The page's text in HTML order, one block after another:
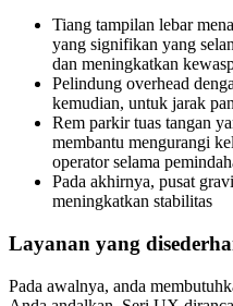
Tiang tampilan lebar
yang signifikan yang
dan meningkatkan
Pelindung overhead
kemudian, untuk jarak
Rem parkir tuas tangan
membantu mengurangi
operator selama
Pada akhirnya, pusat
meningkatkan stabilitas
Layanan yang
Pada awalnya, anda